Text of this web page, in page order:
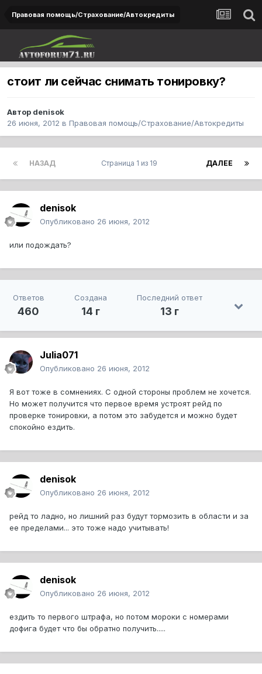
Правовая помощь/Страхование/Автокредиты
стоит ли сейчас снимать тонировку?
Автор denisok
26 июня, 2012 в Правовая помощь/Страхование/Автокредиты
НАЗАД ДАЛЕЕ
Страница 1 из 19
denisok
Опубликовано 26 июня, 2012
или подождать?
Ответов
460
Создана
14 г
Последний ответ
13 г
Julia071
Опубликовано 26 июня, 2012
Я вот тоже в сомнениях. С одной стороны проблем не хочется.
Но может получится что первое время устроят рейд по
проверке тонировки, а потом это забудется и можно будет
спокойно ездить.
denisok
Опубликовано 26 июня, 2012
рейд то ладно, но лишний раз будут тормозить в области и за
ее пределами... это тоже надо учитывать!
denisok
Опубликовано 26 июня, 2012
ездить то первого штрафа, но потом мороки с номерами
дофига будет что бы обратно получить.....